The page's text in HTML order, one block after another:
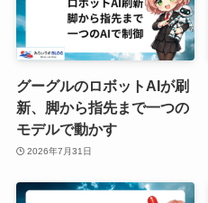
グーグルのロボットAIが刷
新、脚から指先まで一つの
モデルで動かす
2026年7月31日